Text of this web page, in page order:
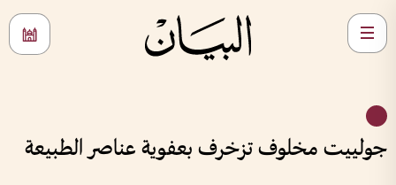
جولييت مخلوف تزخرف بعفوية عناصر الطبيعة